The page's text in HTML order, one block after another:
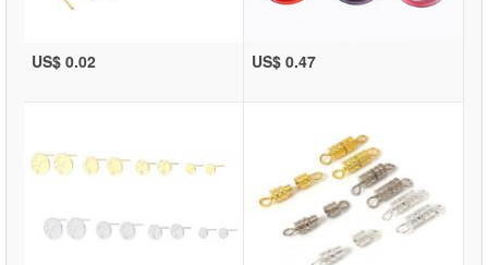
US$ 0.02 US$ 0.47